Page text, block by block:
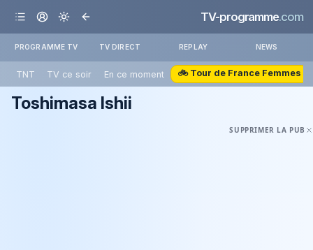
TV-programme.com
PROGRAMME TV TV DIRECT REPLAY NEWS
TNT TV ce soir En ce moment 🚲 Tour de France Femmes
Toshimasa Ishii
SUPPRIMER LA PUB